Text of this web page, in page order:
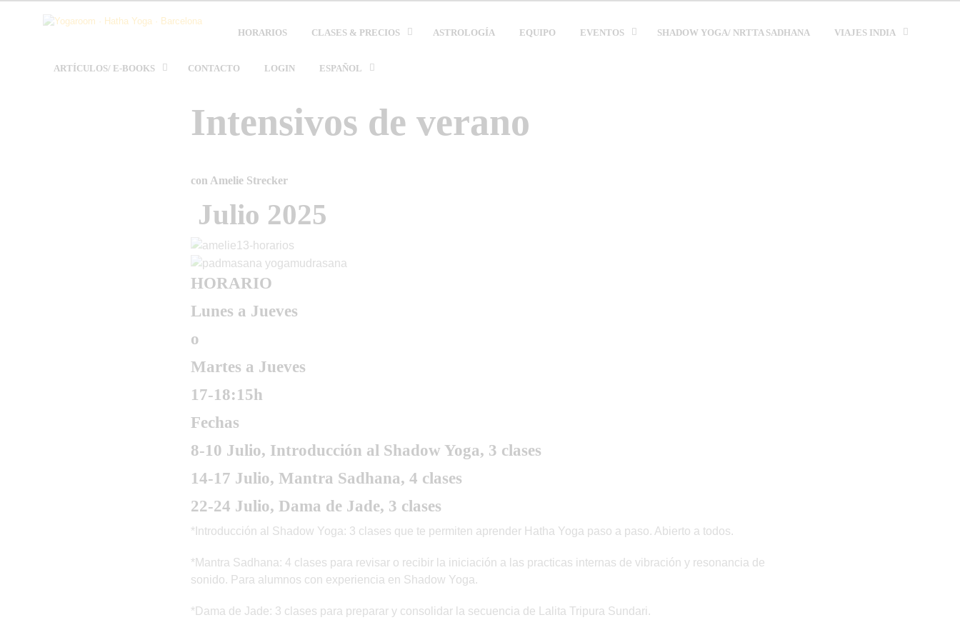
HORARIOS CLASES & PRECIOS ASTROLOGÍA EQUIPO EVENTOS SHADOW YOGA/ NRTTA SADHANA VIAJES INDIA
ARTÍCULOS/ E-BOOKS CONTACTO LOGIN ESPAÑOL
Intensivos de verano
con Amelie Strecker
Julio 2025
HORARIO
Lunes a Jueves
o
Martes a Jueves
17-18:15h
Fechas
8-10 Julio, Introducción al Shadow Yoga, 3 clases
14-17 Julio, Mantra Sadhana, 4 clases
22-24 Julio, Dama de Jade, 3 clases
*Introducción al Shadow Yoga: 3 clases que te permiten aprender Hatha Yoga paso a paso. Abierto a todos.
*Mantra Sadhana: 4 clases para revisar o recibir la iniciación a las practicas internas de vibración y resonancia de
sonido. Para alumnos con experiencia en Shadow Yoga.
*Dama de Jade: 3 clases para preparar y consolidar la secuencia de Lalita Tripura Sundari.